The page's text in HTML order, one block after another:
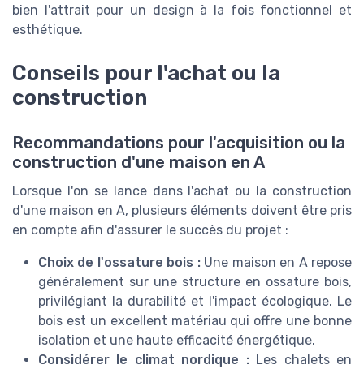
bien l'attrait pour un design à la fois fonctionnel et
esthétique.
Conseils pour l'achat ou la
construction
Recommandations pour l'acquisition ou la
construction d'une maison en A
Lorsque l'on se lance dans l'achat ou la construction
d'une maison en A, plusieurs éléments doivent être pris
en compte afin d'assurer le succès du projet :
Choix de l'ossature bois :Une maison en A repose
généralement sur une structure en ossature bois,
privilégiant la durabilité et l'impact écologique. Le
bois est un excellent matériau qui offre une bonne
isolation et une haute efficacité énergétique.
Considérer le climat nordique :Les chalets en